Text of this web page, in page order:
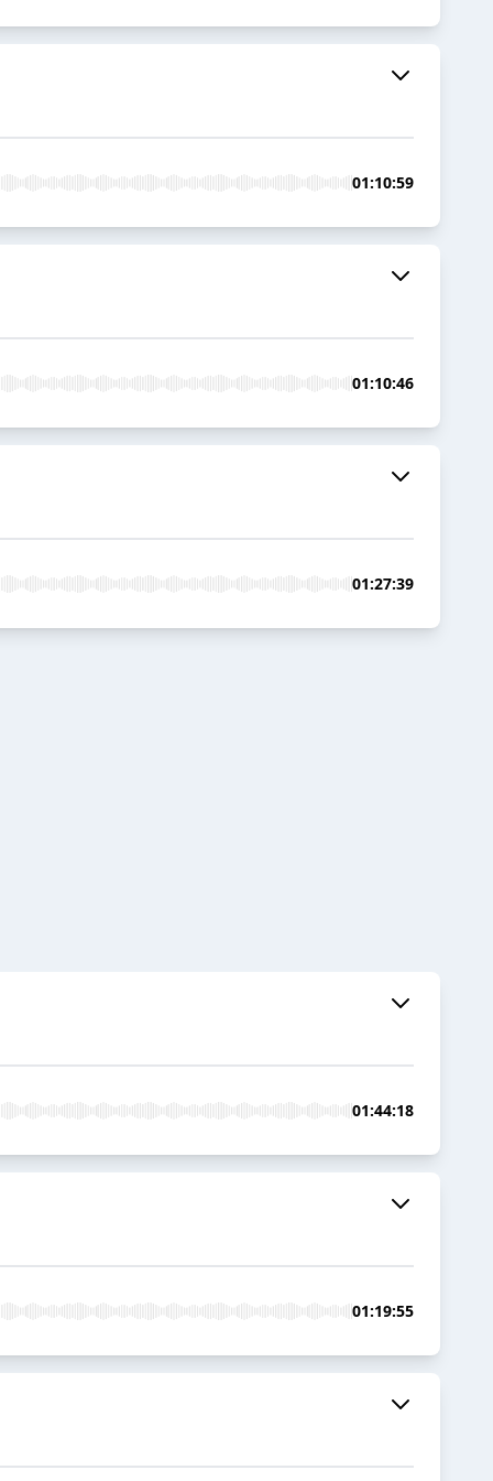
01:10:59
01:10:46
01:27:39
01:44:18
01:19:55